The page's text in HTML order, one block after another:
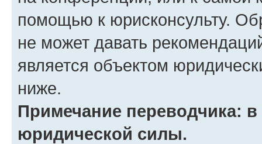
помощью к юрисконсульту.
не может давать
является объектом
ниже.
Примечание переводчика:
юридической силы.